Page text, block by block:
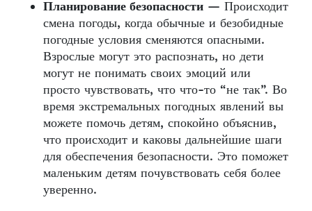
Планирование безопасности — Происходит
смена погоды, когда обычные и безобидные
погодные условия сменяются опасными.
Взрослые могут это распознать, но дети
могут не понимать своих эмоций или
просто чувствовать, что что-то “не так”. Во
время экстремальных погодных явлений вы
можете помочь детям, спокойно объяснив,
что происходит и каковы дальнейшие шаги
для обеспечения безопасности. Это поможет
маленьким детям почувствовать себя более
уверенно.